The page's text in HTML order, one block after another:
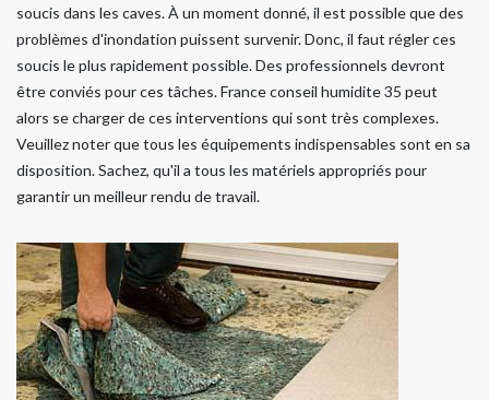
soucis dans les caves. À un moment donné, il est possible que des
problèmes d'inondation puissent survenir. Donc, il faut régler ces
soucis le plus rapidement possible. Des professionnels devront
être conviés pour ces tâches. France conseil humidite 35 peut
alors se charger de ces interventions qui sont très complexes.
Veuillez noter que tous les équipements indispensables sont en sa
disposition. Sachez, qu'il a tous les matériels appropriés pour
garantir un meilleur rendu de travail.